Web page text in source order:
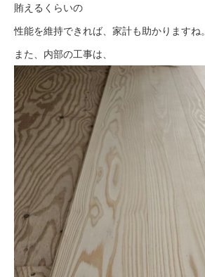
賄えるくらいの
性能を維持できれば、家計も助かりますね。
また、内部の工事は、